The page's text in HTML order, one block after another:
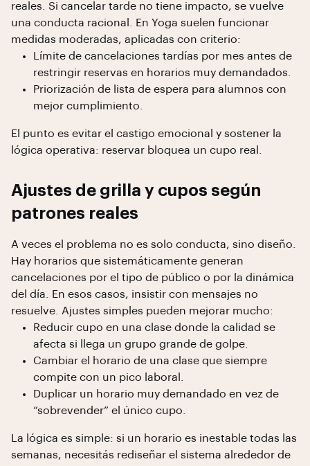
reales. Si cancelar tarde no tiene impacto, se vuelve
una conducta racional. En Yoga suelen funcionar
medidas moderadas, aplicadas con criterio:
Límite de cancelaciones tardías por mes antes de
restringir reservas en horarios muy demandados.
Priorización de lista de espera para alumnos con
mejor cumplimiento.
El punto es evitar el castigo emocional y sostener la
lógica operativa: reservar bloquea un cupo real.
Ajustes de grilla y cupos según
patrones reales
A veces el problema no es solo conducta, sino diseño.
Hay horarios que sistemáticamente generan
cancelaciones por el tipo de público o por la dinámica
del día. En esos casos, insistir con mensajes no
resuelve. Ajustes simples pueden mejorar mucho:
Reducir cupo en una clase donde la calidad se
afecta si llega un grupo grande de golpe.
Cambiar el horario de una clase que siempre
compite con un pico laboral.
Duplicar un horario muy demandado en vez de
“sobrevender” el único cupo.
La lógica es simple: si un horario es inestable todas las
semanas, necesitás rediseñar el sistema alrededor de